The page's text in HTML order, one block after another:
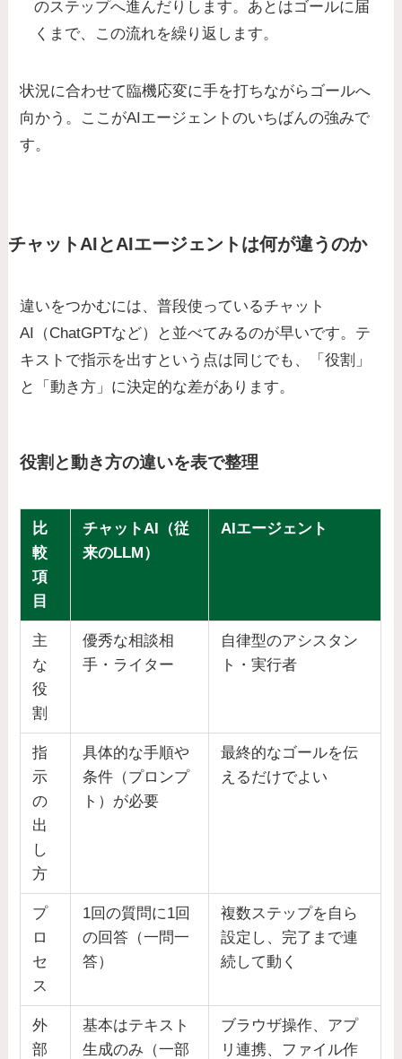
のステップへ進んだりします。あとはゴールに届
くまで、この流れを繰り返します。
状況に合わせて臨機応変に手を打ちながらゴールへ
向かう。ここがAIエージェントのいちばんの強みで
す。
チャットAIとAIエージェントは何が違うのか
違いをつかむには、普段使っているチャット
AI（ChatGPTなど）と並べてみるのが早いです。テ
キストで指示を出すという点は同じでも、「役割」
と「動き方」に決定的な差があります。
役割と動き方の違いを表で整理
比
較
項
目
チャットAI（従
来のLLM）
AIエージェント
主
な
役
割
優秀な相談相
手・ライター
自律型のアシスタン
ト・実行者
指
示
の
出
し
方
具体的な手順や
条件（プロンプ
ト）が必要
最終的なゴールを伝
えるだけでよい
プ
ロ
セ
ス
1回の質問に1回
の回答（一問一
答）
複数ステップを自ら
設定し、完了まで連
続して動く
外
部
基本はテキスト
生成のみ（一部
ブラウザ操作、アプ
リ連携、ファイル作